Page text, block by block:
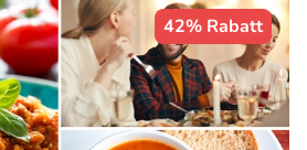
42% Rabatt